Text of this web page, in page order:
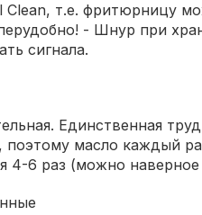
Clean, т.е. фритюрницу
- Шнур при
сигнала.
Единственная
масло каждый
4-6 раз (можно